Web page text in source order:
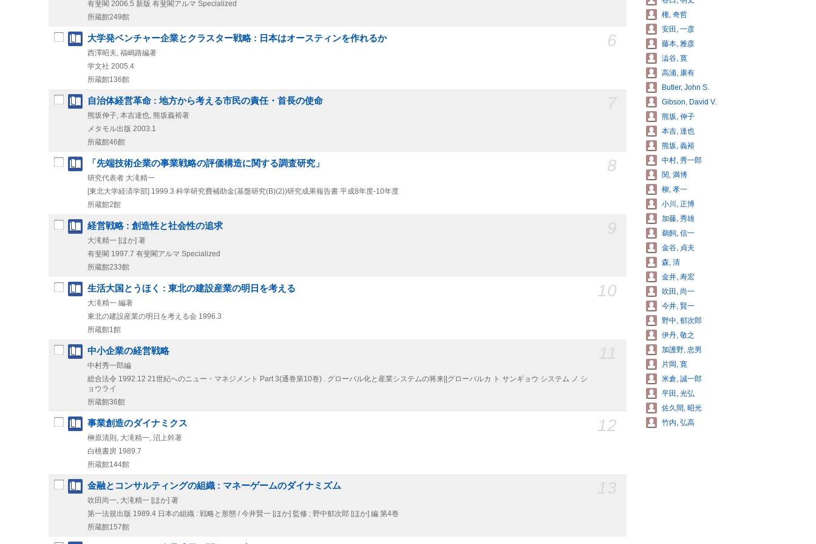
有斐閣 2006.5 新版 有斐閣アルマ Specialized
所蔵館249館
6
大学発ベンチャー企業とクラスター戦略 : 日本はオースティンを作れるか
西澤昭夫, 福嶋路編著
学文社 2005.4
所蔵館136館
自治体経営革命 : 地方から考える市民の責任・首長の使命
熊坂伸子, 本吉達也, 熊坂義裕著
メタモル出版 2003.1
所蔵館46館
8
「先端技術企業の事業戦略の評価構造に関する調査研究」
研究代表者 大滝精一
[東北大学経済学部] 1999.3 科学研究費補助金(基盤研究(B)(2))研究成果報告書 平成8年度-10年度
所蔵館2館
経営戦略 : 創造性と社会性の追求
大滝精一 [ほか] 著
有斐閣 1997.7 有斐閣アルマ Specialized
所蔵館233館
10
生活大国とうほく : 東北の建設産業の明日を考える
大滝精一 編著
東北の建設産業の明日を考える会 1996.3
所蔵館1館
中小企業の経営戦略
中村秀一郎編
総合法令 1992.12 21世紀へのニュー・マネジメント Part 3(通巻第10巻) . グローバル化と産業システムの将来||グローバルカ ト サンギョウ システム ノ シ
ョウライ
所蔵館36館
12
事業創造のダイナミクス
榊原清則, 大滝精一, 沼上幹著
白桃書房 1989.7
所蔵館144館
金融とコンサルティングの組織 : マネーゲームのダイナミズム
吹田尚一, 大滝精一 [ほか] 著
第一法規出版 1989.4 日本の組織 : 戦略と形態 / 今井賢一 [ほか] 監修 ; 野中郁次郎 [ほか] 編 第4巻
所蔵館157館
権, 奇哲
安田, 一彦
藤本, 雅彦
澁谷, 寛
高浦, 康有
Butler, John S.
Gibson, David V.
熊坂, 伸子
本吉, 達也
熊坂, 義裕
中村, 秀一郎
関, 満博
柳, 孝一
小川, 正博
加藤, 秀雄
鵜飼, 信一
金谷, 貞夫
森, 清
金井, 寿宏
吹田, 尚一
今井, 賢一
野中, 郁次郎
伊丹, 敬之
加護野, 忠男
片岡, 寛
米倉, 誠一郎
平田, 光弘
佐久間, 昭光
竹内, 弘高